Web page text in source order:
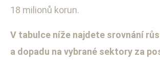
18 milionů korun.
V tabulce níže najdete srovnání
a dopadu na vybrané sektory za